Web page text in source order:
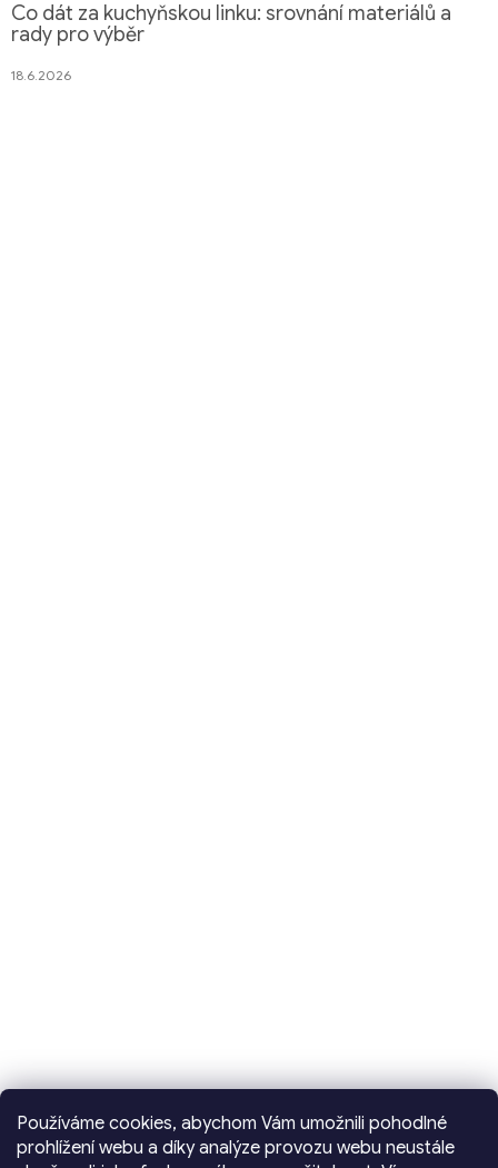
Používáme cookies, abychom Vám umožnili pohodlné
prohlížení webu a díky analýze provozu webu neustále
Co dát za kuchyňskou linku: srovnání materiálů a
rady pro výběr
18.6.2026